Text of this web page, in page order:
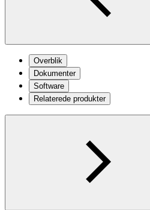
Overblik
Dokumenter
Software
Relaterede produkter